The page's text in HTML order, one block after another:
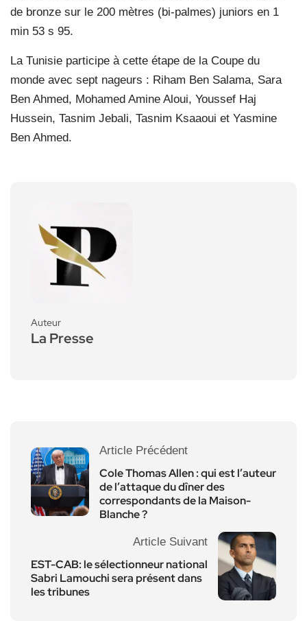
de bronze sur le 200 mètres (bi-palmes) juniors en 1
min 53 s 95.
La Tunisie participe à cette étape de la Coupe du
monde avec sept nageurs : Riham Ben Salama, Sara
Ben Ahmed, Mohamed Amine Aloui, Youssef Haj
Hussein, Tasnim Jebali, Tasnim Ksaaoui et Yasmine
Ben Ahmed.
Auteur
La Presse
Article Précédent
Cole Thomas Allen : qui est l’auteur
de l’attaque du dîner des
correspondants de la Maison-
Blanche ?
Article Suivant
EST-CAB: le sélectionneur national
Sabri Lamouchi sera présent dans
les tribunes